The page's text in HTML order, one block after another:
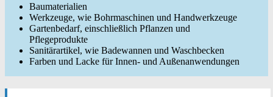
Baumaterialien
Werkzeuge, wie Bohrmaschinen und Handwerkzeuge
Gartenbedarf, einschließlich Pflanzen und
Pflegeprodukte
Sanitärartikel, wie Badewannen und Waschbecken
Farben und Lacke für Innen- und Außenanwendungen